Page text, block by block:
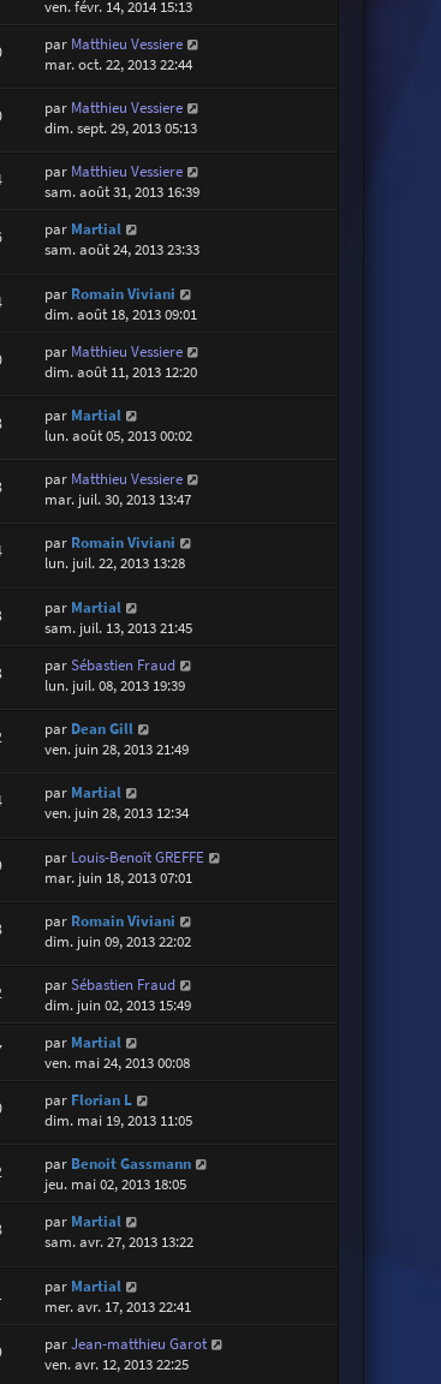
ven. févr. 14, 2014 15:13
par Matthieu Vessiere
mar. oct. 22, 2013 22:44
par Matthieu Vessiere
dim. sept. 29, 2013 05:13
par Matthieu Vessiere
sam. août 31, 2013 16:39
par Martial
sam. août 24, 2013 23:33
par Romain Viviani
dim. août 18, 2013 09:01
par Matthieu Vessiere
dim. août 11, 2013 12:20
par Martial
lun. août 05, 2013 00:02
par Matthieu Vessiere
mar. juil. 30, 2013 13:47
par Romain Viviani
lun. juil. 22, 2013 13:28
par Martial
sam. juil. 13, 2013 21:45
parSébastien Fraud
lun. juil. 08, 2013 19:39
par Dean Gill
ven. juin 28, 2013 21:49
par Martial
ven. juin 28, 2013 12:34
par Louis-Benoît GREFFE
mar. juin 18, 2013 07:01
par Romain Viviani
dim. juin 09, 2013 22:02
parSébastien Fraud
dim. juin 02, 2013 15:49
par Martial
ven. mai 24, 2013 00:08
par Florian L
dim. mai 19, 2013 11:05
par Benoit Gassmann
jeu. mai 02, 2013 18:05
par Martial
sam. avr. 27, 2013 13:22
par Martial
mer. avr. 17, 2013 22:41
parJean-matthieu Garot
ven. avr. 12, 2013 22:25